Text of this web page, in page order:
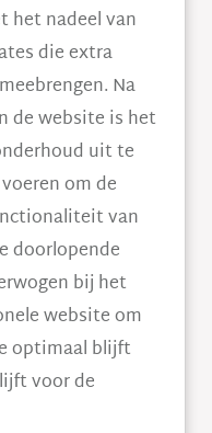
het nadeel van
die extra
Na
de website is het
uit te
om de
van
doorlopende
bij het
website om
optimaal blijft
voor de